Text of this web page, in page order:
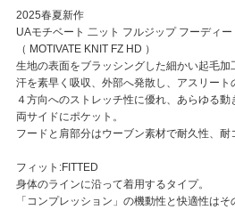
2025春夏新作
UAモチベート 二ット フルジップ フーディ
（ MOTIVATE KNIT FZ HD ）
生地の表面をブラッシングした細かい起毛加
汗を素早く吸収、外部へ発散し、アスリート
４方向へのストレッチ性に優れ、あらゆる動
両サイドにポケット。
フードと肩部分はウーブン素材で耐久性、耐
フィット:FITTED
身体のラインに沿って着用するタイプ。
「コンプレッション」の機動性と快適性は